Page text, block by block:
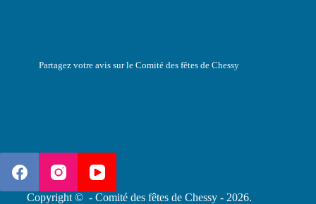
Partagez votre avis sur le Comité des fêtes de Chessy
Copyright © - Comité des fêtes de Chessy - 2026.